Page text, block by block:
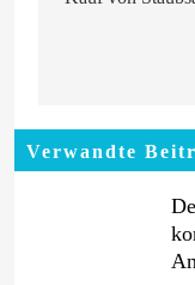
Verwandte